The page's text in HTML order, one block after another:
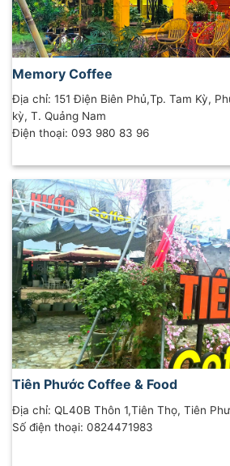
Memory Coffee
Địa chỉ: 151 Điện Biên Phủ,Tp. Tam Kỳ,
kỳ, T. Quảng Nam
Điện thoại: 093 980 83 96
Tiên Phước Coffee & Food
Địa chỉ: QL40B Thôn 1,Tiên Thọ, Tiên
Số điện thoại: 0824471983